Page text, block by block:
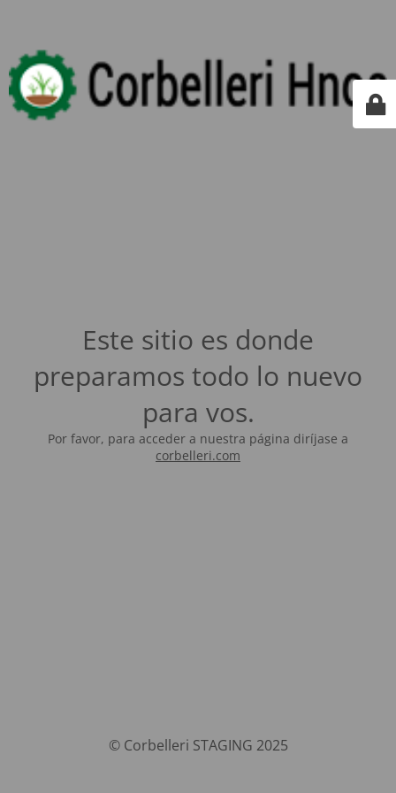
Este sitio es donde
preparamos todo lo nuevo
para vos.
Por favor, para acceder a nuestra página diríjase a
corbelleri.com
© Corbelleri STAGING 2025